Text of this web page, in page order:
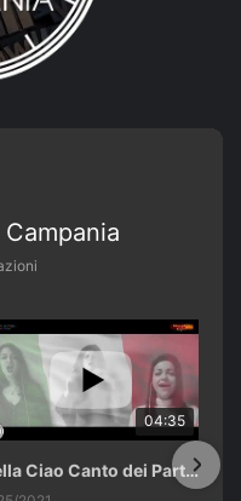
04:35
Bella Ciao Canto dei Partigiani 25 Aprile 2021 Soulshine Gospel Choir Riardo (CE)